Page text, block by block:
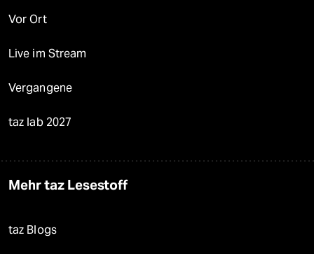
Vor Ort
Live im Stream
Vergangene
taz lab 2027
Mehr taz Lesestoff
taz Blogs